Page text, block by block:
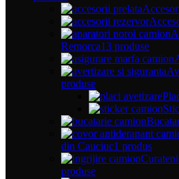
Remorca13 produse
produse
din Cauciuc1 produs
produse